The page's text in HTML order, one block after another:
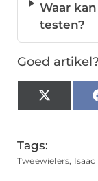
Waar
testen?
Goed
X
Tags:
Tweewielers,